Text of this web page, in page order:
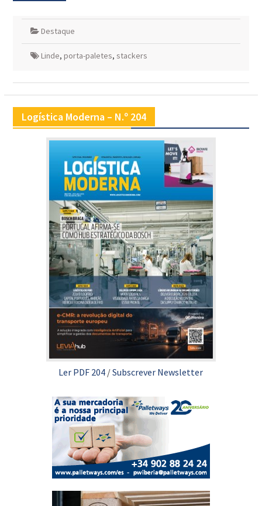
Destaque
Linde, porta-paletes, stackers
Logística Moderna – N.º 204
Ler PDF 204 /Subscrever Newsletter